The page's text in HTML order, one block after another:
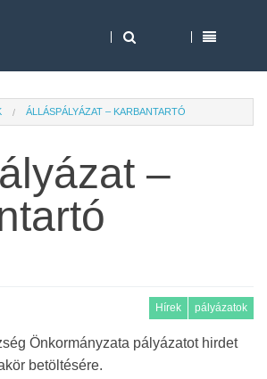
ÁLLÁSPÁLYÁZAT – KARBANTARTÓ
–
Hírek pályázatok
Önkormányzata pályázatot hirdet
betöltésére.